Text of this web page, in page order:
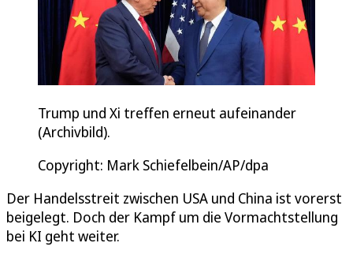
Trump und Xi treffen erneut aufeinander
(Archivbild).
Copyright: Mark Schiefelbein/AP/dpa
Der Handelsstreit zwischen USA und China ist vorerst
beigelegt. Doch der Kampf um die Vormachtstellung
bei KI geht weiter.